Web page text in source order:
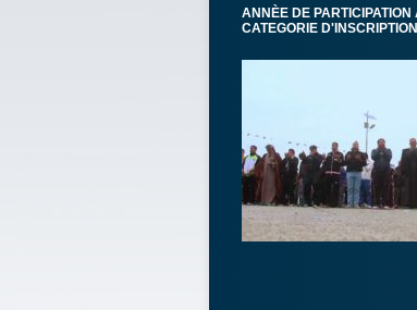
ANNÈE DE
CATEGORIE